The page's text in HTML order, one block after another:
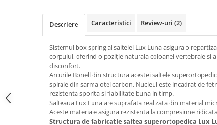
Top saltele 10 cm
Top saltele memory 5 cm
Saltele ieftine
Saltele cu plasa de arcuri
Saltele cu spuma
Mobilier bucatarie
Mese bucatarie
Scaune pentru bucatarie
Mobila bucatarie
Seturi mese si scaune bucatarie
Mobila hol
Suporturi si rafturi pantofi
Descriere Caracteristici Review-uri (2)
Sistemul box spring al saltelei Lux Luna asigura o
corpului, oferind o poziţie naturala coloanei vertebrale si
disconfort.
Arcurile Bonell din structura acestei saltele
spirale din sarma otel carbon. Nucleul este incadrat de
rezistenta sporita si fiabilitate buna in timp.
Salteaua Lux Luna are suprafata realizata din material
Aceste materiale asigura rezistenta la compresiune
Structura de fabricatie saltea superortopedica Lux